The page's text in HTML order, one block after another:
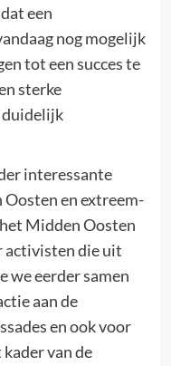
een
nog mogelijk
tot een succes te
sterke
duidelijk
interessante
en extreem-
Midden Oosten
activisten die uit
we eerder samen
aan de
en ook voor
van de